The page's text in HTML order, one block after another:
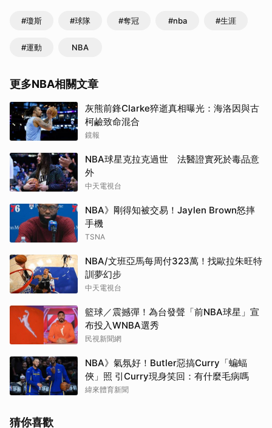
#瓊斯 #球隊 #奪冠 #nba #生涯
#運動 NBA
更多NBA相關文章
灰熊前鋒Clarke猝逝真相曝光：海洛因與古
柯鹼致命混合
鏡報
NBA球星克拉克過世 法醫證實死於毒品意
外
中天電視台
NBA》剛得知被交易！Jaylen Brown怒摔
手機
TSNA
NBA/文班亞馬每周付323萬！找歐拉朱旺特
訓夢幻步
中天電視台
籃球／震撼彈！為台發聲「前NBA球星」宣
布投入WNBA選秀
民視新聞網
NBA》氣氛好！Butler惡搞Curry「蝙蝠
俠」照 引Curry現身笑回：有什麼毛病嗎
緯來體育新聞
猜你喜歡